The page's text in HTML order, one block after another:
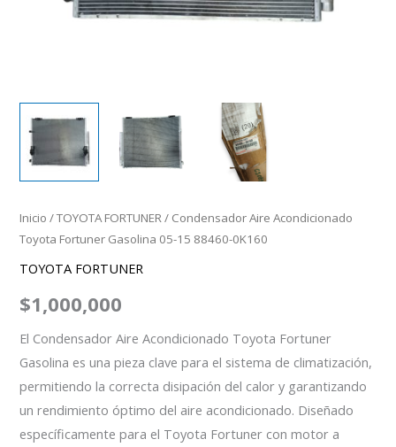
Inicio /TOYOTA FORTUNER/ Condensador Aire Acondicionado
Toyota Fortuner Gasolina 05-15 88460-0K160
TOYOTA FORTUNER
$1,000,000
El Condensador Aire Acondicionado Toyota Fortuner
Gasolina es una pieza clave para el sistema de climatización,
permitiendo la correcta disipación del calor y garantizando
un rendimiento óptimo del aire acondicionado. Diseñado
específicamente para el Toyota Fortuner con motor a